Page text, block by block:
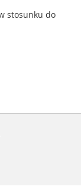
stosunku do